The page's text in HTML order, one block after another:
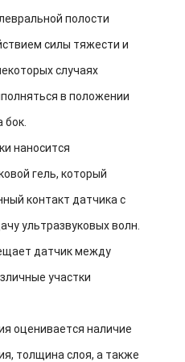
полости
силы тяжести и
случаях
в положении
наносится
гель, который
контакт датчика с
ультразвуковых волн.
датчик между
участки
оценивается наличие
толщина слоя, а также